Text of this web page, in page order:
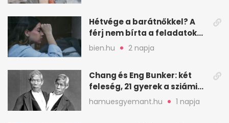
Hétvége a barátnőkkel? A
férj nem bírta a feladatokat,
a feleség levegőt kér
bien.hu 2 napja
Chang és Eng Bunker: két
feleség, 21 gyerek a sziámi
ikrek életében
hamuesgyemant.hu 1 napja